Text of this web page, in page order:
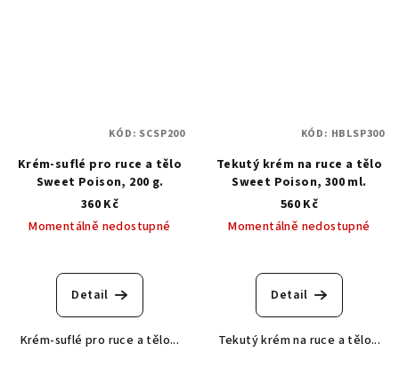
Krém-suflé pro ruce a tělo
Sweet Poison, 200 g.
360 Kč
Momentálně nedostupné
Detail
Krém-suflé pro ruce a tělo...
KÓD: SCSP200
Tekutý krém na ruce a tělo
Sweet Poison, 300 ml.
560 Kč
Momentálně nedostupné
Detail
Tekutý krém na ruce a tělo...
KÓD: HBLSP300